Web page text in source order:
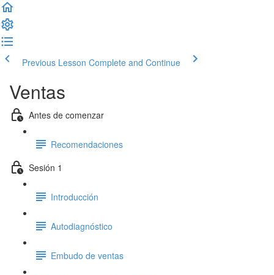
Previous Lesson Complete and Continue
Ventas
Antes de comenzar
Recomendaciones
Sesión 1
Introducción
Autodiagnóstico
Embudo de ventas